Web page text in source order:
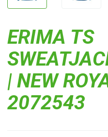
ERIMA TS
| NEW
2072543